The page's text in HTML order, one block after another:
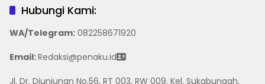
Hubungi Kami:
WA/Telegram: 082258671920
Email:Redaksi@penaku.id
Jl. Dr. Djunjunan No.56, RT 003, RW 009. Kel. Sukabungah,